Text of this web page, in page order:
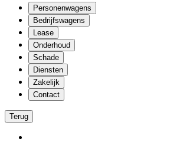
Personenwagens
Bedrijfswagens
Lease
Onderhoud
Schade
Diensten
Zakelijk
Contact
Terug